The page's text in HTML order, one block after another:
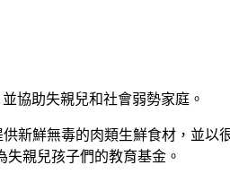
協助失親兒和社會弱勢家庭。
新鮮無毒的肉類生鮮食材，並以
親兒孩子們的教育基金。